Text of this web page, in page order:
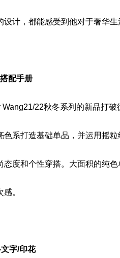
设计，都能感受到他对于奢华
配手册
22秋冬系列的新品打
色系打造基础单品，并运用摇
态度和个性穿搭。大面积的纯
。
字/印花